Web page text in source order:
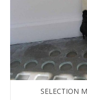
SELECTION